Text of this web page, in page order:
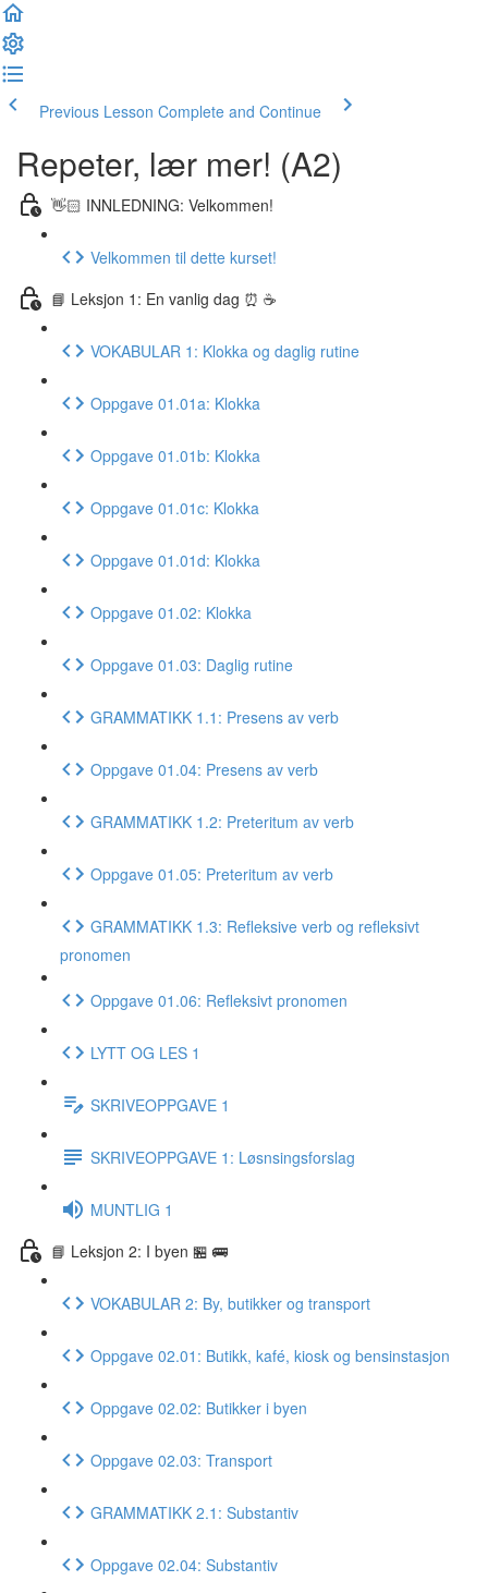
Previous Lesson Complete and Continue
Repeter, lær mer! (A2)
👋🏻 INNLEDNING: Velkommen!
Velkommen til dette kurset!
📘 Leksjon 1: En vanlig dag ⏰ ☕️
VOKABULAR 1: Klokka og daglig rutine
Oppgave 01.01a: Klokka
Oppgave 01.01b: Klokka
Oppgave 01.01c: Klokka
Oppgave 01.01d: Klokka
Oppgave 01.02: Klokka
Oppgave 01.03: Daglig rutine
GRAMMATIKK 1.1: Presens av verb
Oppgave 01.04: Presens av verb
GRAMMATIKK 1.2: Preteritum av verb
Oppgave 01.05: Preteritum av verb
GRAMMATIKK 1.3: Refleksive verb og refleksivt
pronomen
Oppgave 01.06: Refleksivt pronomen
LYTT OG LES 1
SKRIVEOPPGAVE 1
SKRIVEOPPGAVE 1: Løsnsingsforslag
MUNTLIG 1
📘 Leksjon 2: I byen 🏪 🚌
VOKABULAR 2: By, butikker og transport
Oppgave 02.01: Butikk, kafé, kiosk og bensinstasjon
Oppgave 02.02: Butikker i byen
Oppgave 02.03: Transport
GRAMMATIKK 2.1: Substantiv
Oppgave 02.04: Substantiv